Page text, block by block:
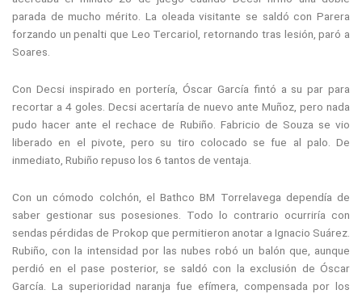
parada de mucho mérito. La oleada visitante se saldó con Parera
forzando un penalti que Leo Tercariol, retornando tras lesión, paró a
Soares.
Con Decsi inspirado en portería, Óscar García fintó a su par para
recortar a 4 goles. Decsi acertaría de nuevo ante Muñoz, pero nada
pudo hacer ante el rechace de Rubiño. Fabricio de Souza se vio
liberado en el pivote, pero su tiro colocado se fue al palo. De
inmediato, Rubiño repuso los 6 tantos de ventaja.
Con un cómodo colchón, el Bathco BM Torrelavega dependía de
saber gestionar sus posesiones. Todo lo contrario ocurriría con
sendas pérdidas de Prokop que permitieron anotar a Ignacio Suárez.
Rubiño, con la intensidad por las nubes robó un balón que, aunque
perdió en el pase posterior, se saldó con la exclusión de Óscar
García. La superioridad naranja fue efímera, compensada por los